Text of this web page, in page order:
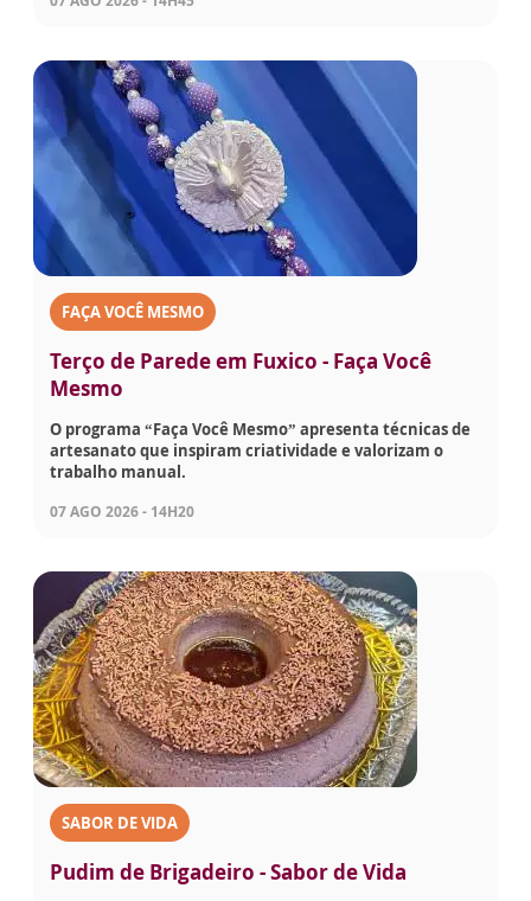
FAÇA VOCÊ MESMO
Terço de Parede em Fuxico - Faça Você
Mesmo
O programa “Faça Você Mesmo” apresenta técnicas de
artesanato que inspiram criatividade e valorizam o
trabalho manual.
07 AGO 2026 - 14H20
SABOR DE VIDA
Pudim de Brigadeiro - Sabor de Vida